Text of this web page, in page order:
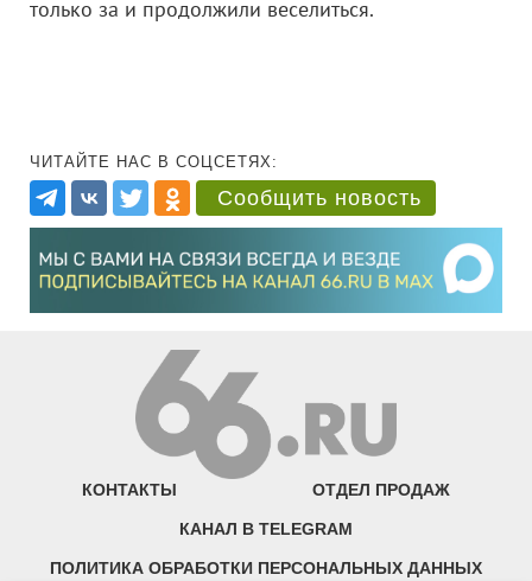
только за и продолжили веселиться.
ЧИТАЙТЕ НАС В СОЦСЕТЯХ:
Сообщить новость
КОНТАКТЫ ОТДЕЛ ПРОДАЖ
КАНАЛ В TELEGRAM
ПОЛИТИКА ОБРАБОТКИ ПЕРСОНАЛЬНЫХ ДАННЫХ